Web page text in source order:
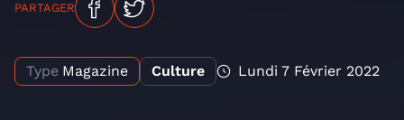
PARTAGER
Type Magazine Culture Lundi 7 Février 2022